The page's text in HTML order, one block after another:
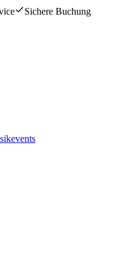
Sichere Buchung